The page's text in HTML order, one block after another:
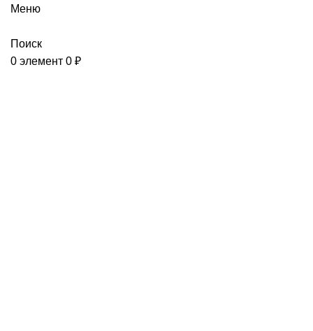
Меню
Поиск
0 элемент 0 ₽